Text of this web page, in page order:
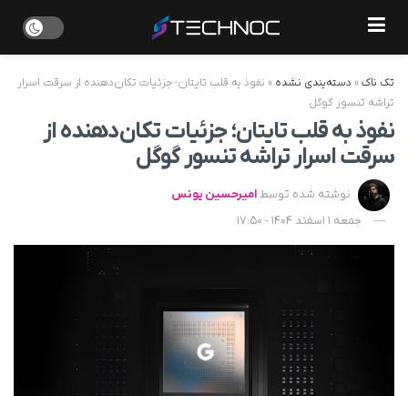
تک ناک» دسته‌بندی نشده » نفوذ به قلب تایتان؛ جزئیات تکان‌دهنده از سرقت اسرار
تراشه تنسور گوگل
نفوذ به قلب تایتان؛ جزئیات تکان‌دهنده از
سرقت اسرار تراشه تنسور گوگل
نوشته شده توسط امیرحسین یونس
جمعه 1 اسفند 1404 - 17:50